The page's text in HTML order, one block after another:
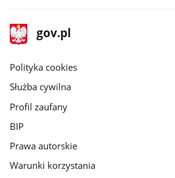
stopka
gov.pl
Strona
gov.pl
gov.pl
Polityka cookies
Służba cywilna
Profil zaufany
BIP
Prawa autorskie
Warunki korzystania